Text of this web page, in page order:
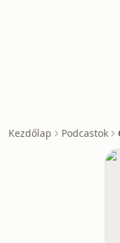
Kezdőlap Podcastok